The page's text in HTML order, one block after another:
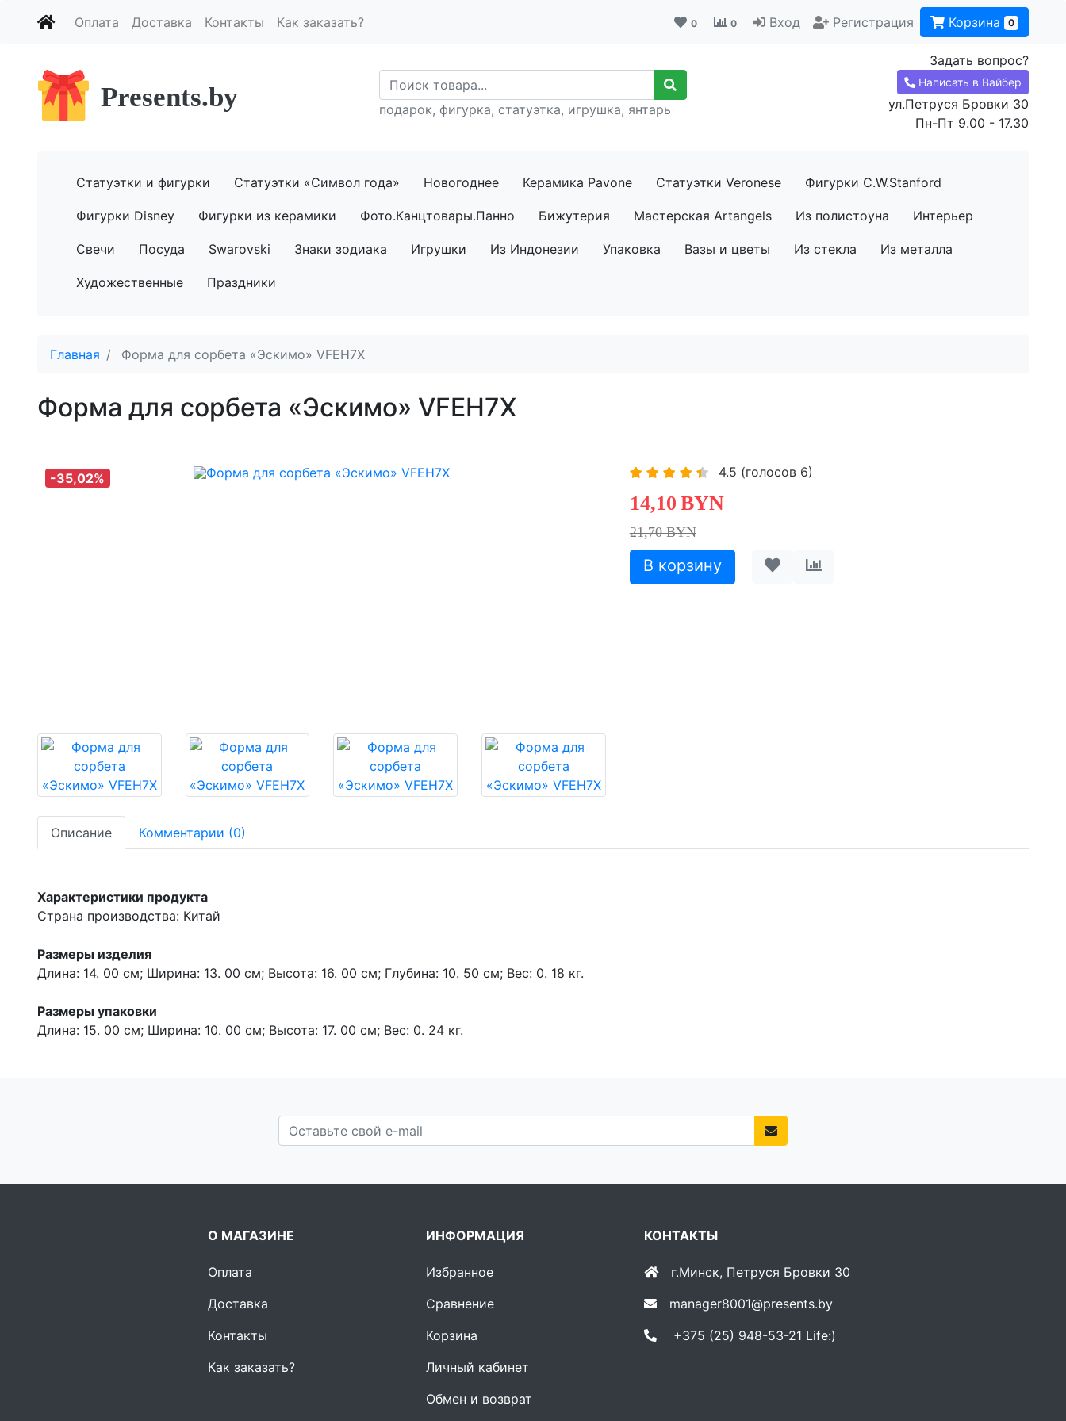
Оплата Доставка Контакты Как заказать? 0 0 Вход Регистрация Корзина 0
Presents.by подарок, фигурка, статуэтка, игрушка, янтарь
Задать вопрос?
Написать в Вайбер
ул.Петруся Бровки 30
Пн-Пт 9.00 - 17.30
Статуэтки и фигурки Статуэтки «Символ года» Новогоднее Керамика Pavone Статуэтки Veronese Фигурки C.W.Stanford
Фигурки Disney Фигурки из керамики Фото.Канцтовары.Панно Бижутерия Мастерская Artangels Из полистоуна Интерьер
Свечи Посуда Swarovski Знаки зодиака Игрушки Из Индонезии Упаковка Вазы и цветы Из стекла Из металла
Художественные Праздники
Главная Форма для сорбета «Эскимо» VFEH7X
Форма для сорбета «Эскимо» VFEH7X
-35,02%
4.5 (голосов 6)
14,10 BYN
21,70 BYN
Описание Комментарии (0)
Характеристики продукта
Страна производства: Китай
Размеры изделия
Длина: 14. 00 см; Ширина: 13. 00 см; Высота: 16. 00 см; Глубина: 10. 50 см; Вес: 0. 18 кг.
Размеры упаковки
Длина: 15. 00 см; Ширина: 10. 00 см; Высота: 17. 00 см; Вес: 0. 24 кг.
О МАГАЗИНЕ
Оплата
Доставка
Контакты
Как заказать?
ИНФОРМАЦИЯ
Избранное
Сравнение
Корзина
Личный кабинет
Обмен и возврат
КОНТАКТЫ
г.Минск, Петруся Бровки 30
manager8001@presents.by
+375 (25) 948-53-21 Life:)